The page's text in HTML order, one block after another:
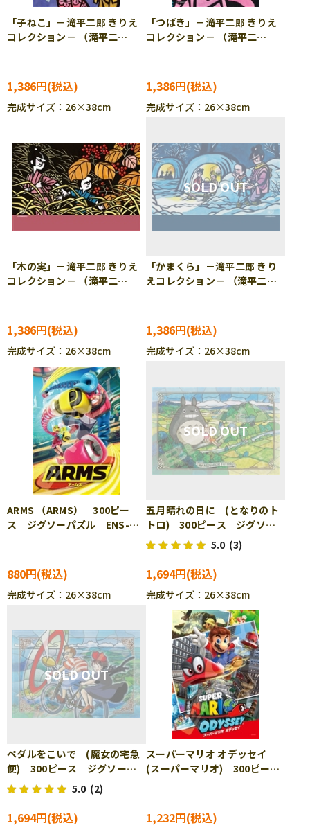
「子ねこ」－滝平二郎 きりえ
コレクション－ （滝平二
1,386円
完成サイズ：26×38cm
「つばき」－滝平二郎 きりえ
コレクション－ （滝平二
1,386円
完成サイズ：26×38cm
「木の実」－滝平二郎 きりえ
コレクション－ （滝平二
1,386円
完成サイズ：26×38cm
「かまくら」－滝平二郎 きり
えコレクション－ （滝平二
1,386円
完成サイズ：26×38cm
ARMS （ARMS） 300ピー
ス ジグソーパズル ENS-
880円
完成サイズ：26×38cm
五月晴れの日に (となりのト
トロ) 300ピース ジグソー
パズル ENS-300-AC036
5.0 (3)
1,694円
完成サイズ：26×38cm
ペダルをこいで (魔女の宅急
便) 300ピース ジグソーパ
ズル ENS-300-AC037
5.0 (2)
1,694円
スーパーマリオ オデッセイ
(スーパーマリオ) 300ピー
1,232円